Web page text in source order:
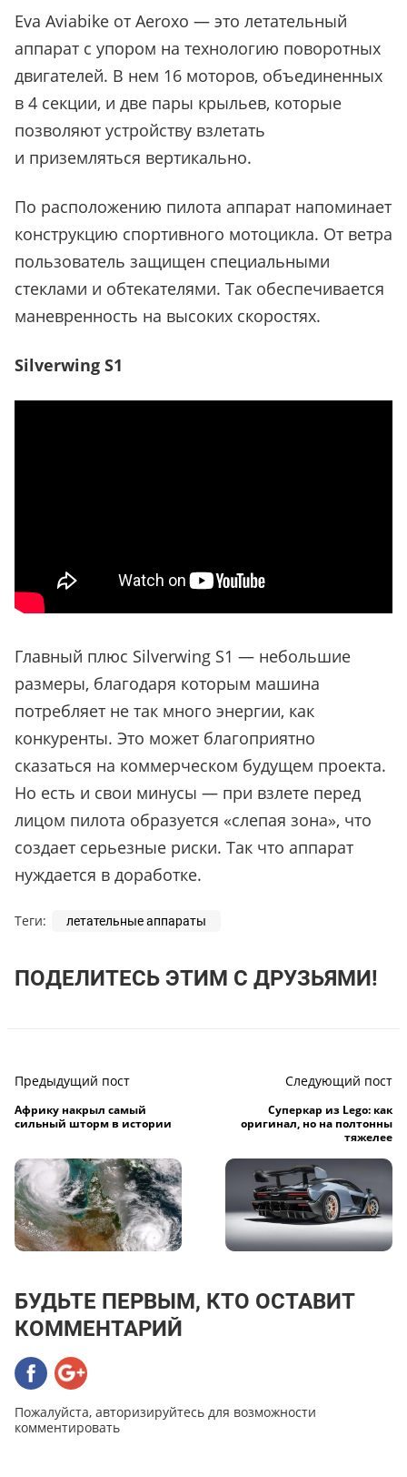
Eva Aviabike от Aeroxo — это летательный
аппарат с упором на технологию поворотных
двигателей. В нем 16 моторов, объединенных
в 4 секции, и две пары крыльев, которые
позволяют устройству взлетать
и приземляться вертикально.
По расположению пилота аппарат напоминает
конструкцию спортивного мотоцикла. От ветра
пользователь защищен специальными
стеклами и обтекателями. Так обеспечивается
маневренность на высоких скоростях.
Silverwing S1
Главный плюс Silverwing S1 — небольшие
размеры, благодаря которым машина
потребляет не так много энергии, как
конкуренты. Это может благоприятно
сказаться на коммерческом будущем проекта.
Но есть и свои минусы — при взлете перед
лицом пилота образуется «слепая зона», что
создает серьезные риски. Так что аппарат
нуждается в доработке.
Теги: летательные аппараты
ПОДЕЛИТЕСЬ ЭТИМ С ДРУЗЬЯМИ!
Предыдущий пост
Африку накрыл самый
сильный шторм в истории
Следующий пост
Суперкар из Lego: как
оригинал, но на полтонны
тяжелее
БУДЬТЕ ПЕРВЫМ, КТО ОСТАВИТ
КОММЕНТАРИЙ
Пожалуйста, авторизируйтесь для возможности
комментировать